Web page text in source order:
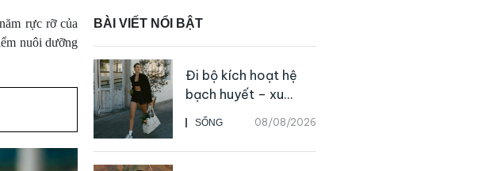
rực rỡ của
nuôi dưỡng
BÀI VIẾT NỔI BẬT
SỐNG 08/08/2026
Đi bộ kích hoạt hệ
bạch huyết – xu
hướng tập luyện đơn
giản ai cũng có thể
bắt đầu